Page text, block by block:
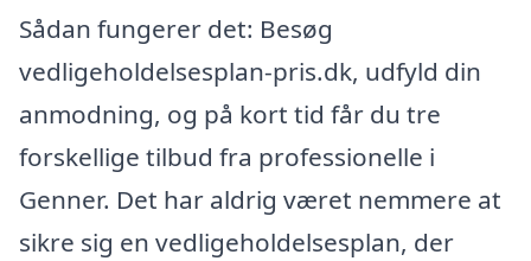
Sådan fungerer det: Besøg
vedligeholdelsesplan-pris.dk, udfyld din
anmodning, og på kort tid får du tre
forskellige tilbud fra professionelle i
Genner. Det har aldrig været nemmere at
sikre sig en vedligeholdelsesplan, der